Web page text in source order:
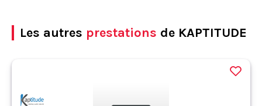
Les autres prestations de KAPTITUDE